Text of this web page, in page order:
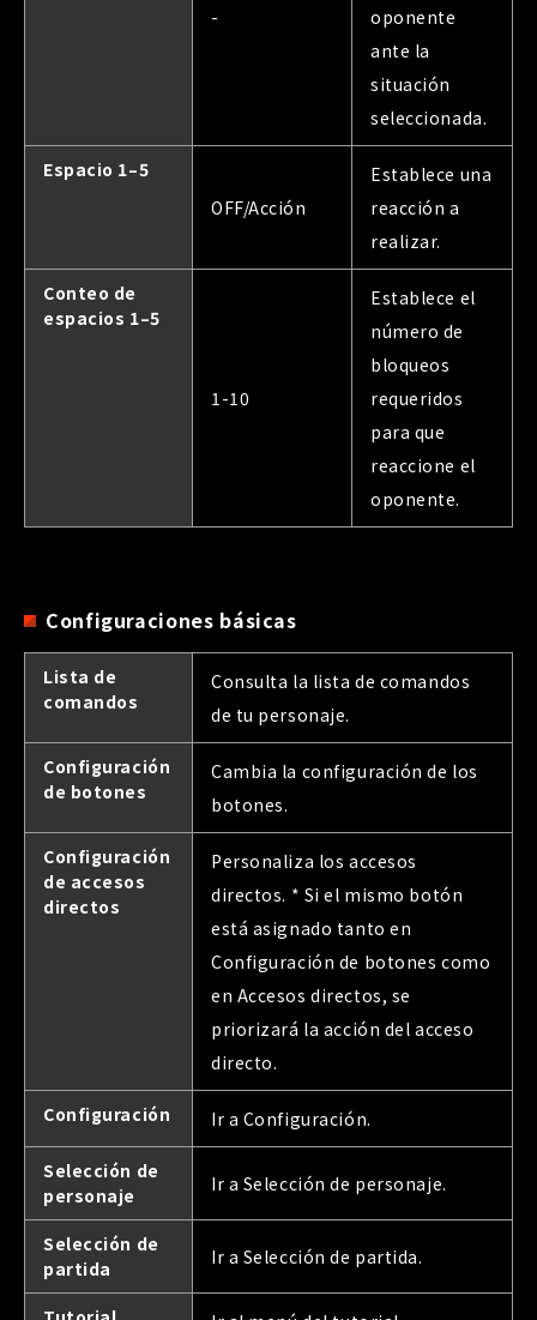
-
oponente
ante la
situación
seleccionada.
Espacio 1–5
OFF/Acción
Establece una
reacción a
realizar.
Conteo de
espacios 1–5
1-10
Establece el
número de
bloqueos
requeridos
para que
reaccione el
oponente.
Configuraciones básicas
Lista de
comandos
Consulta la lista de comandos
de tu personaje.
Configuración
de botones
Cambia la configuración de los
botones.
Configuración
de accesos
directos
Personaliza los accesos
directos. * Si el mismo botón
está asignado tanto en
Configuración de botones como
en Accesos directos, se
priorizará la acción del acceso
directo.
Configuración Ir a Configuración.
Selección de
personaje
Ir a Selección de personaje.
Selección de
partida
Ir a Selección de partida.